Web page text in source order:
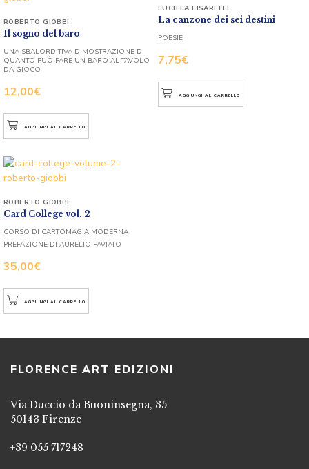
Il sogno del baro
12,00€
ROBERTO GIOBBI
UNA SBALORDITIVA DIMOSTRAZIONE DI
QUANTO PUÒ FARE UN BARO AL TAVOLO
DA GIOCO
AGGIUNGI AL CARRELLO
La canzone dei sei destini
7,75€
LUCILLA LISARELLI
POESIE
AGGIUNGI AL CARRELLO
Card College vol. 2
35,00€
ROBERTO GIOBBI
CORSO DI CARTOMAGIA MODERNA
PREFAZIONE DI AURELIO PAVIATO
AGGIUNGI AL CARRELLO
FLORENCE ART EDIZIONI
Via Duccio da Buoninsegna, 35
50143 Firenze
+39 055 717248